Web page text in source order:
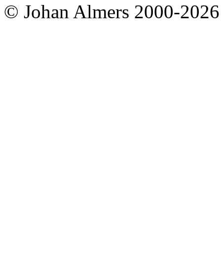
© Johan Almers 2000-2026